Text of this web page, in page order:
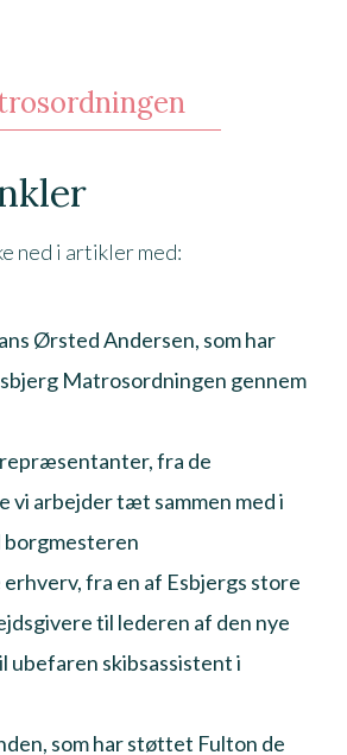
ned i artikler med:
Ørsted Andersen, som har
Matrosordningen gennem
fra de
vi arbejder tæt sammen med i
fra en af Esbjergs store
til lederen af den nye
ubefaren skibsassistent i
som har støttet Fulton de